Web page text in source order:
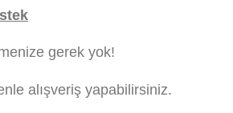
gerek yok!
alışveriş yapabilirsiniz.